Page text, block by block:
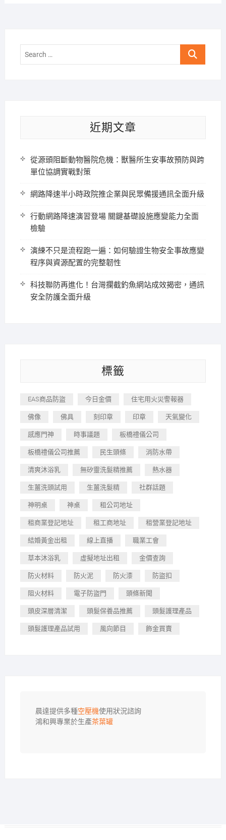
Search
近期文章
從源頭阻斷動物醫院危機：獸醫所生安事故預防與跨
單位協調實戰對策
網路降速半小時政院推企業與民眾備援通訊全面升級
行動網路降速演習登場 關鍵基礎設施應變能力全面
檢驗
演練不只是流程跑一遍：如何驗證生物安全事故應變
程序與資源配置的完整韌性
科技聯防再進化！台灣攔截釣魚網站成效揭密，通訊
安全防護全面升級
標籤
EAS商品防盜 今日金價 住宅用火災警報器
佛像 佛具 刻印章 印章 天氣變化
感應門神 時事議題 板橋禮儀公司
板橋禮儀公司推薦 民生頭條 消防水帶
清爽沐浴乳 無矽靈洗髮精推薦 熱水器
生薑洗頭試用 生薑洗髮精 社群話題
神明桌 神桌 租公司地址
租商業登記地址 租工商地址 租營業登記地址
結婚黃金出租 線上直播 職業工會
草本沐浴乳 虛擬地址出租 金價查詢
防火材料 防火泥 防火漆 防盜扣
阻火材料 電子防盜門 頭條新聞
頭皮深層清潔 頭髮保養品推薦 頭髮護理產品
頭髮護理產品試用 風向節目 飾金買賣
晨達提供多種空壓機使用狀況諮詢
鴻和興專業於生產茶葉罐